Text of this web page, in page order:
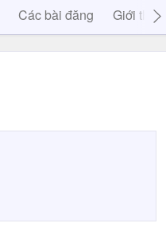
Các bài đăng Giới thiệu